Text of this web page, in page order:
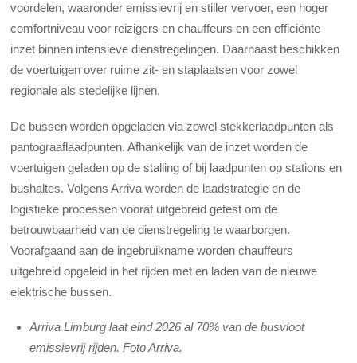
voordelen, waaronder emissievrij en stiller vervoer, een hoger
comfortniveau voor reizigers en chauffeurs en een efficiënte
inzet binnen intensieve dienstregelingen. Daarnaast beschikken
de voertuigen over ruime zit- en staplaatsen voor zowel
regionale als stedelijke lijnen.
De bussen worden opgeladen via zowel stekkerlaadpunten als
pantograaflaadpunten. Afhankelijk van de inzet worden de
voertuigen geladen op de stalling of bij laadpunten op stations en
bushaltes. Volgens Arriva worden de laadstrategie en de
logistieke processen vooraf uitgebreid getest om de
betrouwbaarheid van de dienstregeling te waarborgen.
Voorafgaand aan de ingebruikname worden chauffeurs
uitgebreid opgeleid in het rijden met en laden van de nieuwe
elektrische bussen.
Arriva Limburg laat eind 2026 al 70% van de busvloot
emissievrij rijden. Foto Arriva.